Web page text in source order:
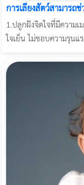
การเลี้ยงสัตว์สามาร
1.ปลูกฝังจิตใจที่มีความ
ใจเย็น ไม่ชอบความรุน